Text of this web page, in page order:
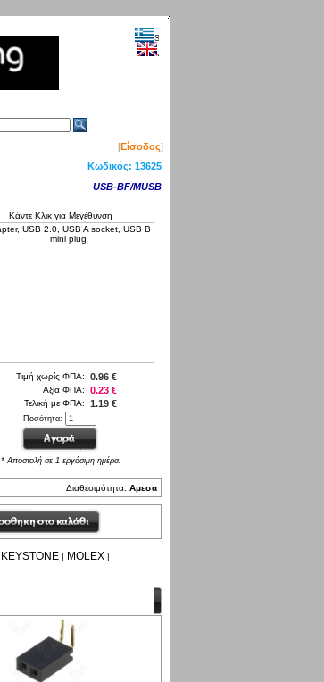
[Είσοδος]
Κωδικός: 13625
USB-BF/MUSB
Κάντε Κλικ για Μεγέθυνση
Τιμή χωρίς ΦΠΑ: 0.96 €
Αξία ΦΠΑ: 0.23 €
Τελική με ΦΠΑ: 1.19 €
Ποσότητα:
* Αποστολή σε 1 εργάσιμη ημέρα.
Διαθεσιμότητα: Αμεσα
KEYSTONE | MOLEX |